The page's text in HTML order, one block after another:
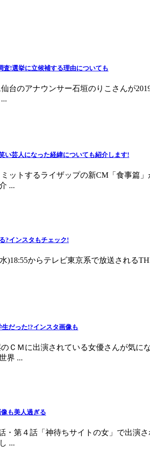
!選挙に立候補する理由についても
台のアナウンサー石垣のりこさんが
い芸人になった経緯についても紹介します!
ットするライザップの新CM「食事篇
...
?インスタもチェック!
)18:55からテレビ東京系で放送される
だった!?インスタ画像も
ＣＭに出演されている女優さんが気
界 ...
も美人過ぎる
・第４話「神待ちサイトの女」で出演
...